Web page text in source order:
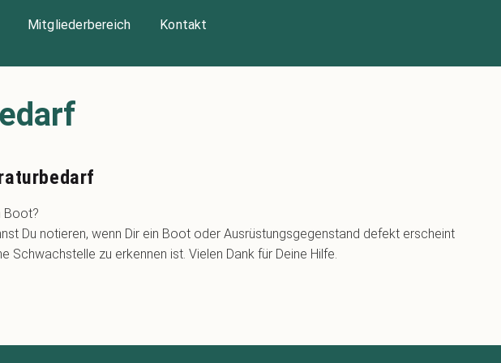
Mitgliederbereich Kontakt
Boot?
Du notieren, wenn Dir ein Boot oder Ausrüstungsgegenstand defekt erscheint
Schwachstelle zu erkennen ist. Vielen Dank für Deine Hilfe.